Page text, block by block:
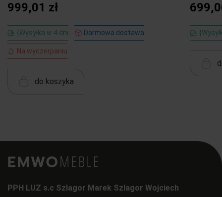
999,01 zł
{Wysyłka w 4 dni Darmowa dostawa
Na wyczerpaniu
do koszyka
PPH LUZ s.c Szlagor Marek Szlagor Wojciech